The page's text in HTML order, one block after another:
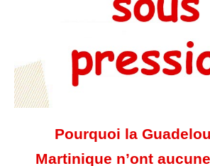
Pourquoi la
Martinique n’ont